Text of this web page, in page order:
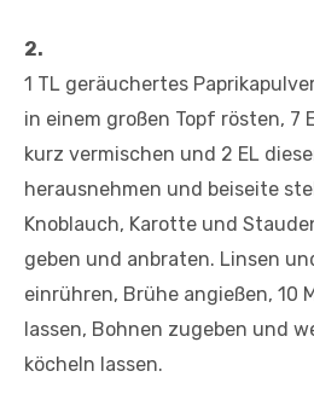
2.
1 TL geräuchertes
in einem großen Topf rösten, 7
kurz vermischen und 2 EL
herausnehmen und beiseite
Knoblauch, Karotte und
geben und anbraten. Linsen
einrühren, Brühe angießen, 10
lassen, Bohnen zugeben und
köcheln lassen.